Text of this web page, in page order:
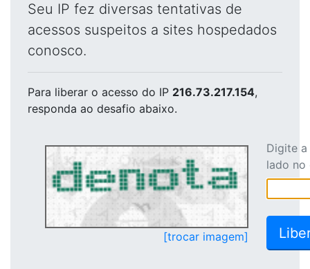
Seu IP fez diversas tentativas de
acessos suspeitos a sites hospedados
conosco.
Para liberar o acesso do IP 216.73.217.154,
responda ao desafio abaixo.
[trocar imagem]
Digite
lado no